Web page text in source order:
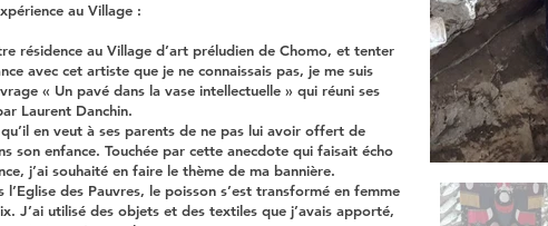
au Village :
résidence au Village d’art préludien de Chomo, et tenter
avec cet artiste que je ne connaissais pas, je me suis
« Un pavé dans la vase intellectuelle » qui réuni ses
Laurent Danchin.
en veut à ses parents de ne pas lui avoir offert de
son enfance. Touchée par cette anecdote qui faisait écho
j’ai souhaité en faire le thème de ma bannière.
l’Eglise des Pauvres, le poisson s’est transformé en femme
J’ai utilisé des objets et des textiles que j’avais apporté,